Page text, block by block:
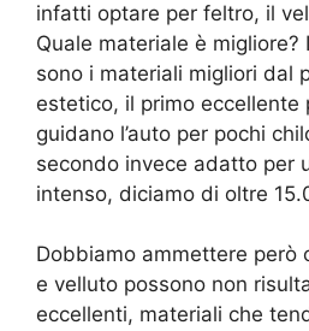
infatti optare per feltro, il
Quale materiale è
sono i materiali migliori dal
estetico, il primo eccellente
guidano l’auto per pochi
secondo invece adatto per
intenso, diciamo di oltre
Dobbiamo ammettere però
e velluto possono non
eccellenti, materiali che